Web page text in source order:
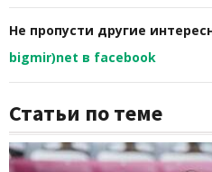
Не пропусти другие
bigmir)net в facebook
Статьи по теме